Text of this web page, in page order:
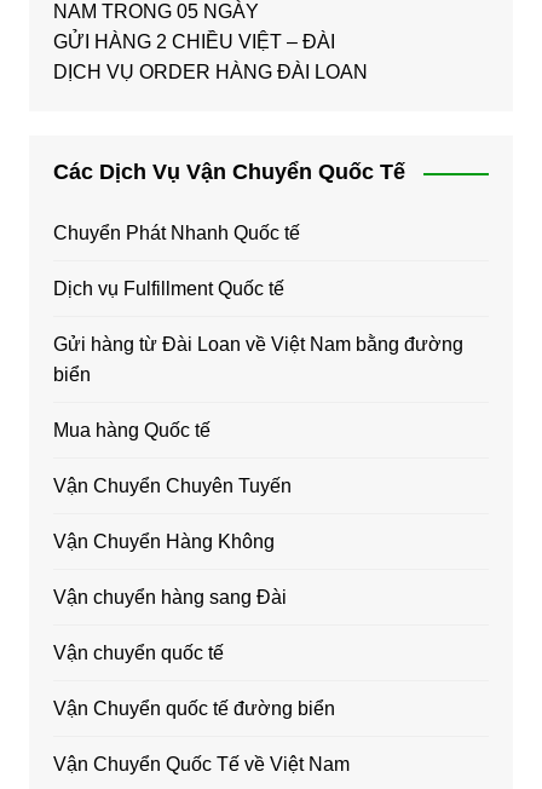
NAM TRONG 05 NGÀY
GỬI HÀNG 2 CHIỀU VIỆT – ĐÀI
DỊCH VỤ ORDER HÀNG ĐÀI LOAN
Các Dịch Vụ Vận Chuyển Quốc Tế
Chuyển Phát Nhanh Quốc tế
Dịch vụ Fulfillment Quốc tế
Gửi hàng từ Đài Loan về Việt Nam bằng đường
biển
Mua hàng Quốc tế
Vận Chuyển Chuyên Tuyến
Vận Chuyển Hàng Không
Vận chuyển hàng sang Đài
Vận chuyển quốc tế
Vận Chuyển quốc tế đường biển
Vận Chuyển Quốc Tế về Việt Nam